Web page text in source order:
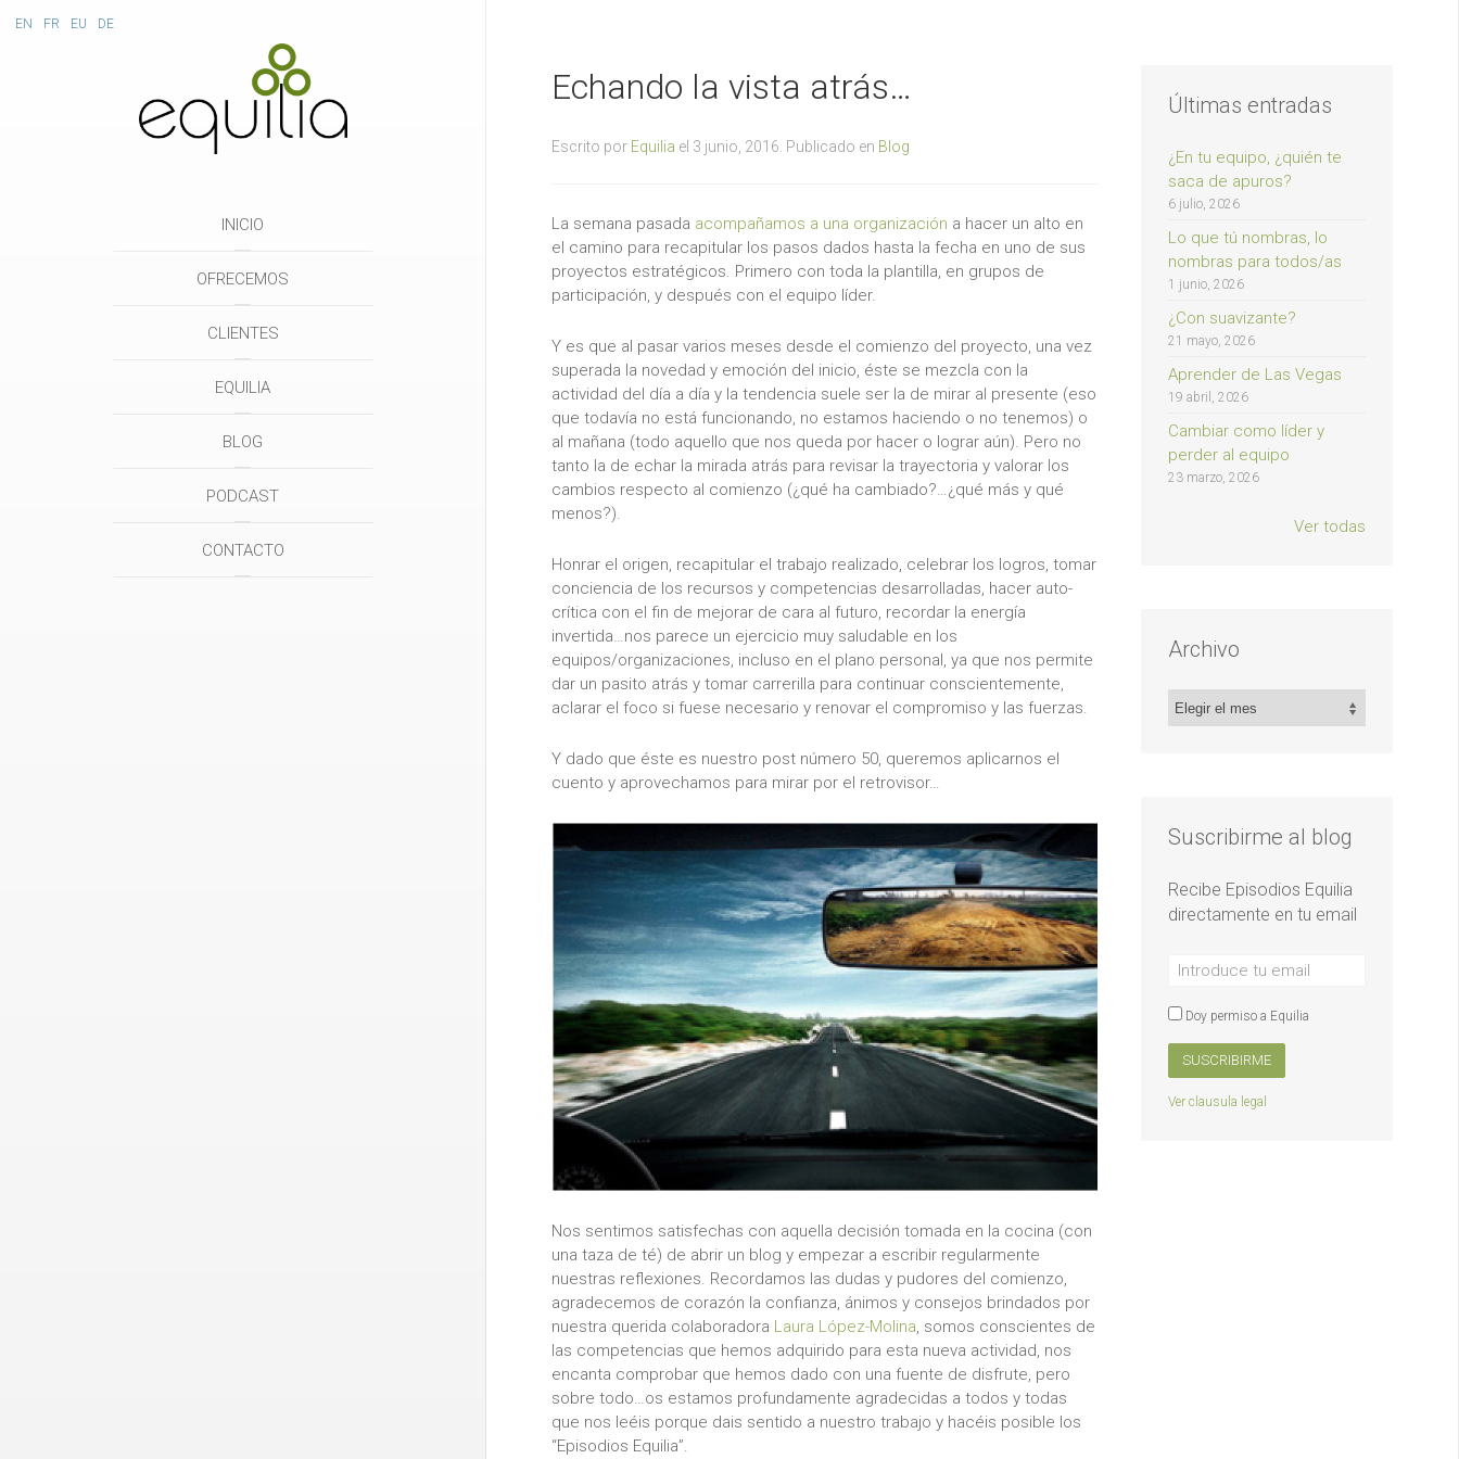
EN FR EU DE
INICIO
OFRECEMOS
CLIENTES
EQUILIA
BLOG
PODCAST
CONTACTO
Echando la vista atrás…
Escrito por Equilia el 3 junio, 2016 . Publicado en Blog
La semana pasada acompañamos a una organización a hacer un alto en
el camino para recapitular los pasos dados hasta la fecha en uno de sus
proyectos estratégicos. Primero con toda la plantilla, en grupos de
participación, y después con el equipo líder.
Y es que al pasar varios meses desde el comienzo del proyecto, una vez
superada la novedad y emoción del inicio, éste se mezcla con la
actividad del día a día y la tendencia suele ser la de mirar al presente (eso
que todavía no está funcionando, no estamos haciendo o no tenemos) o
al mañana (todo aquello que nos queda por hacer o lograr aún). Pero no
tanto la de echar la mirada atrás para revisar la trayectoria y valorar los
cambios respecto al comienzo (¿qué ha cambiado?…¿qué más y qué
menos?).
Honrar el origen, recapitular el trabajo realizado, celebrar los logros, tomar
conciencia de los recursos y competencias desarrolladas, hacer auto-
crítica con el fin de mejorar de cara al futuro, recordar la energía
invertida…nos parece un ejercicio muy saludable en los
equipos/organizaciones, incluso en el plano personal, ya que nos permite
dar un pasito atrás y tomar carrerilla para continuar conscientemente,
aclarar el foco si fuese necesario y renovar el compromiso y las fuerzas.
Y dado que éste es nuestro post número 50, queremos aplicarnos el
cuento y aprovechamos para mirar por el retrovisor…
Nos sentimos satisfechas con aquella decisión tomada en la cocina (con
una taza de té) de abrir un blog y empezar a escribir regularmente
nuestras reflexiones. Recordamos las dudas y pudores del comienzo,
agradecemos de corazón la confianza, ánimos y consejos brindados por
nuestra querida colaboradora Laura López-Molina, somos conscientes de
las competencias que hemos adquirido para esta nueva actividad, nos
encanta comprobar que hemos dado con una fuente de disfrute, pero
sobre todo…os estamos profundamente agradecidas a todos y todas
que nos leéis porque dais sentido a nuestro trabajo y hacéis posible los
“Episodios Equilia”.
Últimas entradas
¿En tu equipo, ¿quién te
saca de apuros?
6 julio, 2026
Lo que tú nombras, lo
nombras para todos/as
1 junio, 2026
¿Con suavizante?
21 mayo, 2026
Aprender de Las Vegas
19 abril, 2026
Cambiar como líder y
perder al equipo
23 marzo, 2026
Ver todas
Archivo
Archivo
Suscribirme al blog
Recibe Episodios Equilia
directamente en tu email
Doy permiso a Equilia
SUSCRIBIRME
Ver clausula legal